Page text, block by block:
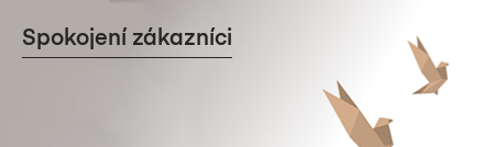
Spokojení zákazníci